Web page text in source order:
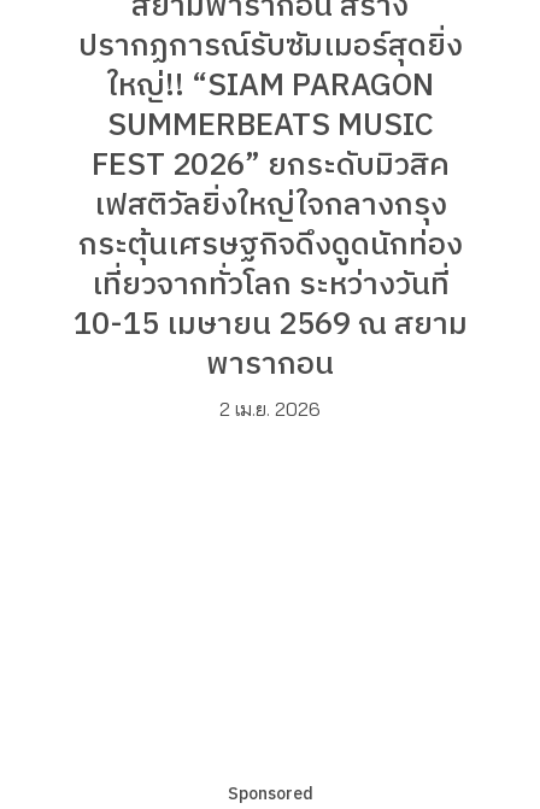
ปรากฏการณ์รับซัมเมอร์สุดยิ่ง
ใหญ่!! “SIAM PARAGON
SUMMERBEATS MUSIC
FEST 2026” ยกระดับมิวสิค
เฟสติวัลยิ่งใหญ่ใจกลางกรุง
กระตุ้นเศรษฐกิจดึงดูดนักท่อง
เที่ยวจากทั่วโลก ระหว่างวันที่
10-15 เมษายน 2569 ณ สยาม
พารากอน
2 เม.ย. 2026
Sponsored